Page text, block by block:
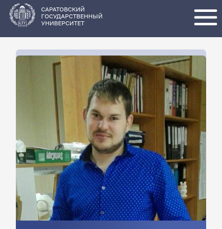
основному
содержанию
САРАТОВСКИЙ
ГОСУДАРСТВЕННЫЙ
УНИВЕРСИТЕТ